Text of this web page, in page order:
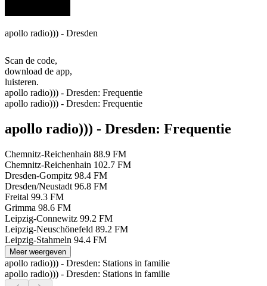
apollo radio))) - Dresden
Scan de code,
download de app,
luisteren.
apollo radio))) - Dresden: Frequentie
apollo radio))) - Dresden: Frequentie
apollo radio))) - Dresden: Frequentie
Chemnitz-Reichenhain 88.9 FM
Chemnitz-Reichenhain 102.7 FM
Dresden-Gompitz 98.4 FM
Dresden/Neustadt 96.8 FM
Freital 99.3 FM
Grimma 98.6 FM
Leipzig-Connewitz 99.2 FM
Leipzig-Neuschönefeld 89.2 FM
Leipzig-Stahmeln 94.4 FM
Meer weergeven
apollo radio))) - Dresden: Stations in familie
apollo radio))) - Dresden: Stations in familie